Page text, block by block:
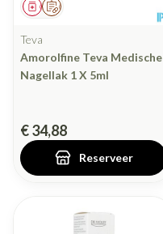
Op voorschrift
Geneesmiddel
Teva
Amorolfine Teva Medische
Nagellak 1 X 5ml
€ 34,88
Reserveer